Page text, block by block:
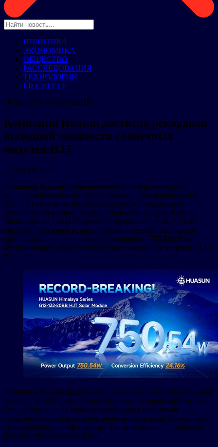
ПОЛИТИКА
ЭКОНОМИКА
ОБЩЕСТВО
РАССЛЕДОВАНИЯ
ТЕХНОЛОГИИ
LIFE STYLE
НОВОСТИ КОМПАНИЙ
Компания Huasun достигла рекордной
выходной мощности солнечных
модулей HJT
17 ноября 2023
Компания Huasun установила новый рекорд выходной
мощности фотоэлектрических модулей с гетеропереходом
(HJT). Спустя лишь шесть недель после предыдущего
достижения в конце сентября, солнечные модули Huasun
Himalaya G12-132 HJT прошли сертификацию TÜV SÜD,
ведущей сторонней испытательной и сертификационной
организации, показав выходную мощность 750,544 Вт и
впечатляющую эффективность преобразования энергии 24,16
%.
Компания Huasun продолжает показывать высокий потенциал
технологии HJT для глобальной фотоэлектрической отрасли.
Это достижение не только подтверждает положение
отраслевого лидера, которое занимает компания Huasun, но и
устанавливает новый стандарт для массового производства
фотоэлектрических модулей.